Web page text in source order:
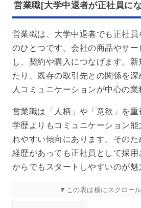
営業職[大学中退者が正社員に
営業職は、大学中退者でも正社
のひとつです。会社の商品やサー
し、契約や購入につなげます。
たり、既存の取引先との関係を
人コミュニケーションが中心の業
営業職は「人柄」や「意欲」を重
学歴よりもコミュニケーション能
れやすい傾向にあります。そのた
経歴があっても正社員として採
からでもスタートしやすいのが魅